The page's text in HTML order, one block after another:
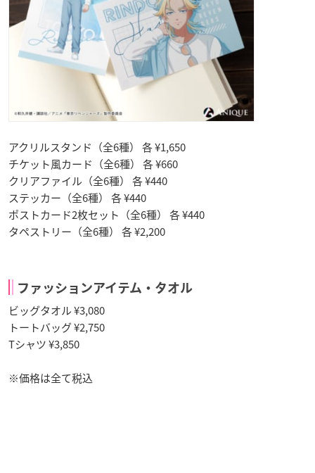
アクリルスタンド（全6種） 各 ¥1,650
チケット風カード（全6種） 各 ¥660
クリアファイル（全6種） 各 ¥440
ステッカー（全6種） 各 ¥440
ポストカード2枚セット（全6種） 各 ¥440
タペストリー（全6種） 各 ¥2,200
ファッションアイテム・タオル
ビッグタオル ¥3,080
トートバッグ ¥2,750
Tシャツ ¥3,850
※価格は全て税込